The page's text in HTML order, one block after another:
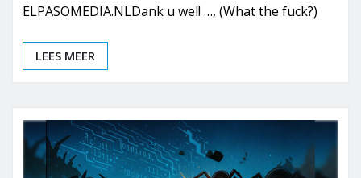
ELPASOMEDIA.NLDank u wel! …, (What the fuck?)
LEES MEER